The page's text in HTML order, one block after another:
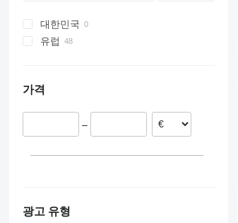
P420
P450
R490
R500
R520
VM
대한민국
유럽
노르웨이
가격
–
광고 유형